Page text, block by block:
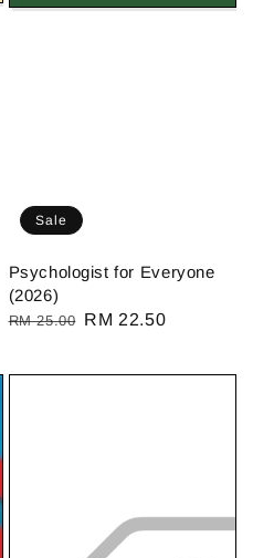
Sale
Psychologist for Everyone
(2026)
Regular
RM 25.00 Sale
RM 22.50